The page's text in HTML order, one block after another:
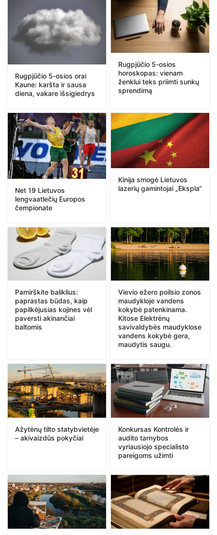
Rugpjūčio 5-osios orai
Kaune: karšta ir sausa
diena, vakare išsigiedrys
Rugpjūčio 5-osios
horoskopas: vienam
ženklui teks priimti sunkų
sprendimą
Net 19 Lietuvos
lengvaatlečių Europos
čempionate
Kinija smogė Lietuvos
lazerių gamintojai „Ekspla“
Pamirškite baliklius:
paprastas būdas, kaip
papilkėjusias kojines vėl
paversti akinančiai
baltomis
Vievio ežero poilsio zonos
maudykloje vandens
kokybė patenkinama.
Kitose Elektrėnų
savivaldybės maudyklose
vandens kokybė gera,
maudytis saugu.
Ažytėnų tilto statybvietėje
– akivaizdūs pokyčiai
Konkursas Kontrolės ir
audito tarnybos
vyriausiojo specialisto
pareigoms užimti